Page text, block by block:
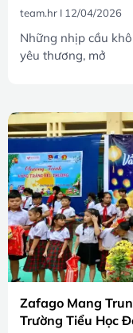
team.hr 12/04/2026
Những nhịp cầu
yêu thương, mở
Zafago Mang
Trường Tiểu Học